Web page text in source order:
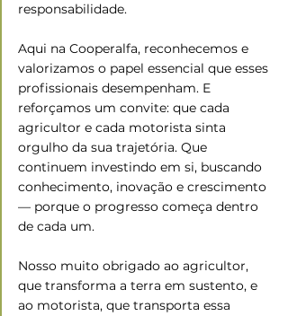
responsabilidade.
Aqui na Cooperalfa, reconhecemos e
valorizamos o papel essencial que esses
profissionais desempenham. E
reforçamos um convite: que cada
agricultor e cada motorista sinta
orgulho da sua trajetória. Que
continuem investindo em si, buscando
conhecimento, inovação e crescimento
— porque o progresso começa dentro
de cada um.
Nosso muito obrigado ao agricultor,
que transforma a terra em sustento, e
ao motorista, que transporta essa